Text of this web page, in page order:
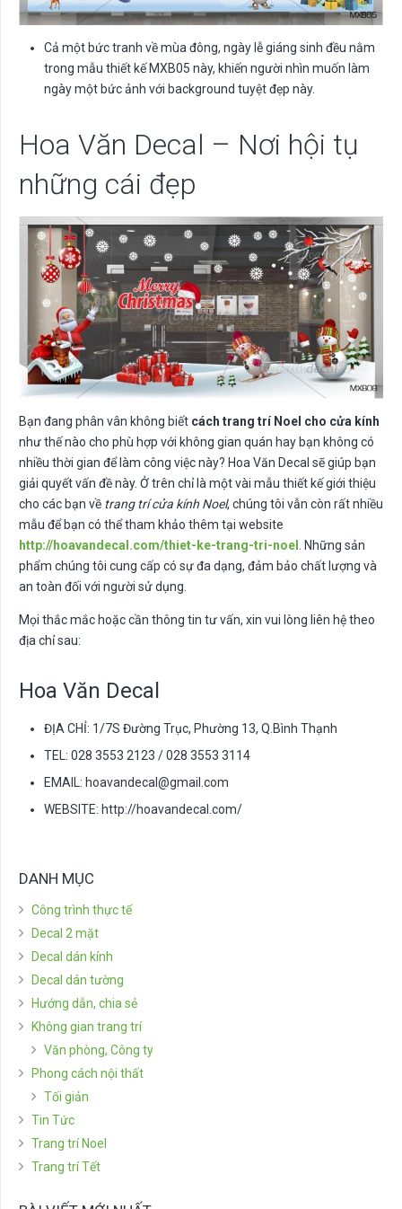
Cả một bức tranh về mùa đông, ngày lễ giáng sinh đều nằm
trong mẫu thiết kế MXB05 này, khiến người nhìn muốn làm
ngày một bức ảnh với background tuyệt đẹp này.
Hoa Văn Decal – Nơi hội tụ
những cái đẹp
Bạn đang phân vân không biết cách trang trí Noel cho cửa kính
như thế nào cho phù hợp với không gian quán hay bạn không có
nhiều thời gian để làm công việc này? Hoa Văn Decal sẽ giúp bạn
giải quyết vấn đề này. Ở trên chỉ là một vài mẫu thiết kế giới thiệu
cho các bạn về trang trí cửa kính Noel, chúng tôi vẫn còn rất nhiều
mẫu để bạn có thể tham khảo thêm tại website
http://hoavandecal.com/thiet-ke-trang-tri-noel
. Những sản
phẩm chúng tôi cung cấp có sự đa dạng, đảm bảo chất lượng và
an toàn đối với người sử dụng.
Mọi thắc mắc hoặc cần thông tin tư vấn, xin vui lòng liên hệ theo
địa chỉ sau:
Hoa Văn Decal
ĐỊA CHỈ: 1/7S Đường Trục, Phường 13, Q.Bình Thạnh
TEL: 028 3553 2123 / 028 3553 3114
EMAIL: hoavandecal@gmail.com
WEBSITE: http://hoavandecal.com/
DANH MỤC
Công trình thực tế
Decal 2 mặt
Decal dán kính
Decal dán tường
Hướng dẫn, chia sẻ
Không gian trang trí
Văn phòng, Công ty
Phong cách nội thất
Tối giản
Tin Tức
Trang trí Noel
Trang trí Tết